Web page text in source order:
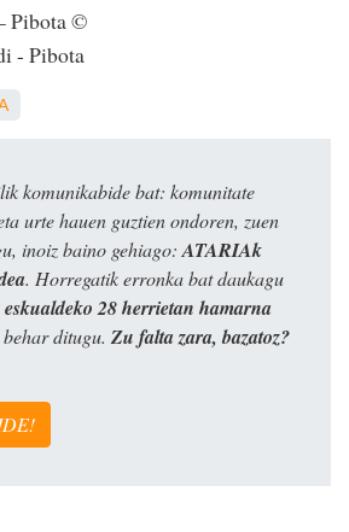
Pibota ©
- Pibota
komunikabide bat: komunitate
urte hauen guztien ondoren, zuen
inoiz baino gehiago:ATARIAk
. Horregatik erronka bat daukagu
28 herrietan hamarna
behar ditugu. Zu falta zara, bazatoz?